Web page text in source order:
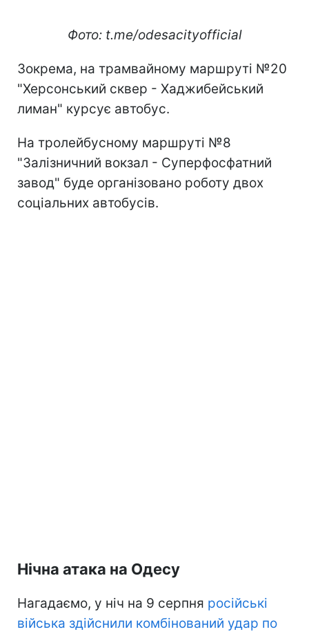
Фото: t.me/odesacityofficial
Зокрема, на трамвайному маршруті №20
"Херсонський сквер - Хаджибейський
лиман" курсує автобус.
На тролейбусному маршруті №8
"Залізничний вокзал - Суперфосфатний
завод" буде організовано роботу двох
соціальних автобусів.
Нічна атака на Одесу
Нагадаємо, у ніч на 9 серпня російські
війська здійснили комбінований удар по